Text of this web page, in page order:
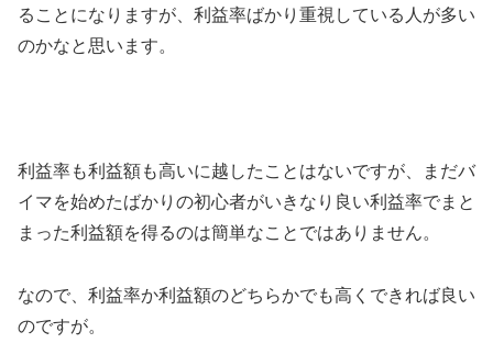
ることになりますが、利益率ばかり重視している人が多い
のかなと思います。
利益率も利益額も高いに越したことはないですが、まだバ
イマを始めたばかりの初心者がいきなり良い利益率でまと
まった利益額を得るのは簡単なことではありません。
なので、利益率か利益額のどちらかでも高くできれば良い
のですが。